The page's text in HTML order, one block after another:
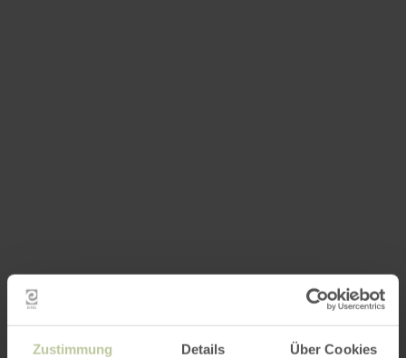
Zustimmung Details Über Cookies